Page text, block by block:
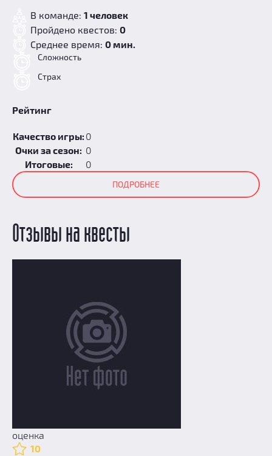
В команде: 1 человек
Пройдено квестов: 0
Среднее время: 0 мин.
Сложность
Страх
Рейтинг
Качество игры: 0
Очки за сезон: 0
Итоговые:
0
ПОДРОБНЕЕ
Отзывы на квесты
оценка
10